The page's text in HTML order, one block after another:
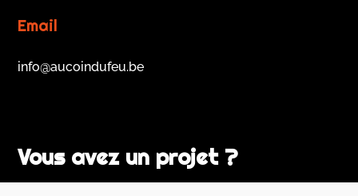
Email
info@aucoindufeu.be
Vous avez un projet ?